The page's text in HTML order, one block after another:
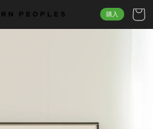
購入
ー
ト